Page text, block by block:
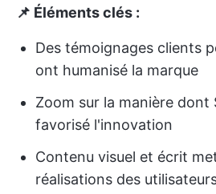
📌 Éléments clés :
Des témoignages clients
ont humanisé la marque
Zoom sur la manière dont
favorisé l'innovation
Contenu visuel et écrit
réalisations des